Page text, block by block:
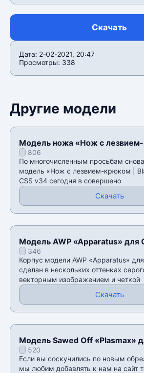
Скачать
Дата: 2-02-2021, 20:47
Просмотры: 338
Другие модели
Модель ножа «Нож с лезвием-
Black Prism» для CSS v34
806
По многочисленным просьбам
модель «Нож с лезвием-крюком |
CSS v34 сегодня в совершено
Скачать
Модель AWP «Apparatus» для
346
Корпус модели AWP «Apparatus»
сделан в нескольких оттенках
векторным изображением и четкой
Скачать
Модель Sawed Off «Plasmax»
520
Если вы соскучились по новым
мы любим добавлять к нам на сайт